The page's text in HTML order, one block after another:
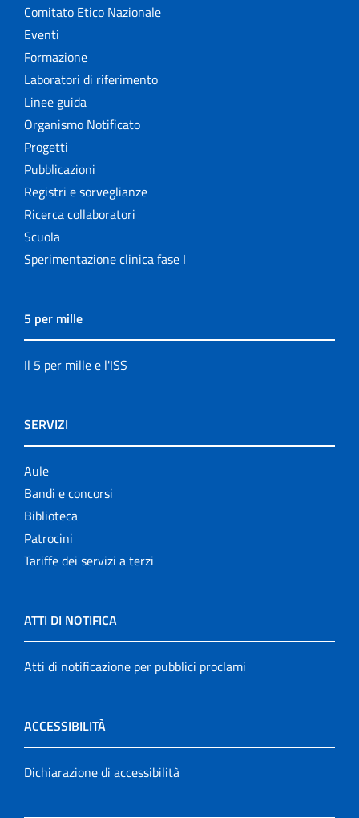
Comitato Etico Nazionale
Eventi
Formazione
Laboratori di riferimento
Linee guida
Organismo Notificato
Progetti
Pubblicazioni
Registri e sorveglianze
Ricerca collaboratori
Scuola
Sperimentazione clinica fase I
5 per mille
Il 5 per mille e l'ISS
SERVIZI
Aule
Bandi e concorsi
Biblioteca
Patrocini
Tariffe dei servizi a terzi
ATTI DI NOTIFICA
Atti di notificazione per pubblici proclami
ACCESSIBILITÀ
Dichiarazione di accessibilità